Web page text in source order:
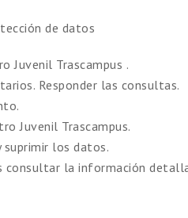
de datos
Juvenil Trascampus .
Responder las consultas.
Juvenil Trascampus.
suprimir los datos.
consultar la información